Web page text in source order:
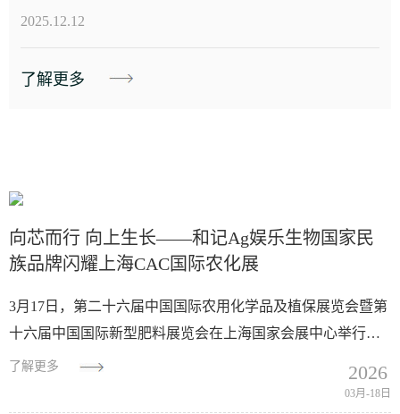
2025.12.12
了解更多
向芯而行 向上生长——和记Ag娱乐生物国家民
族品牌闪耀上海CAC国际农化展
3月17日，第二十六届中国国际农用化学品及植保展览会暨第
十六届中国国际新型肥料展览会在上海国家会展中心举行。
作为全球农化行业盛会，展会聚焦农业绿色转型与高效提
了解更多 2026
03月-18日